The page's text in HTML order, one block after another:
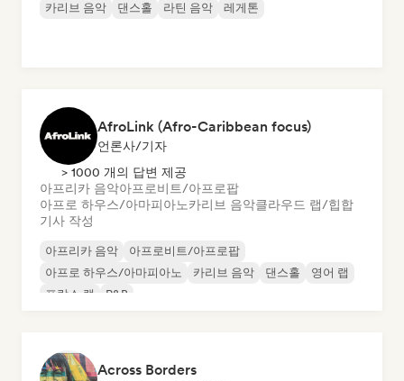
카리브 음악 댄스홀 라틴 음악 레게톤
AfroLink (Afro-Caribbean focus)
언론사/기자
> 1000 개의 답변 제공
아프리카 음악아프로비트/아프로팝
아프로 하우스/아마피아노카리브 음악클라우드 랩/힙합
기사 작성
아프리카 음악
아프로비트/아프로팝
아프로 하우스/아마피아노
카리브 음악 댄스홀
영어 랩
프랑스 랩
R&B
Across Borders